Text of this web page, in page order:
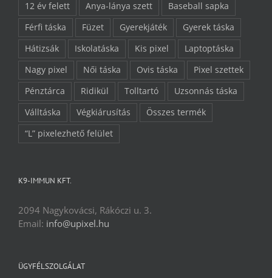
12 év felett
Anya-lánya szett
Baseball sapka
Férfi táska
Füzet Gyerekjáték
Gyerek táska
Hátizsák
Iskolatáska Kis pixel
Laptoptáska
Nagy pixel
Női táska Ovis táska
Pixel szettek
Pénztárca
Ridikül Tolltartó
Uzsonnás táska
Válltáska
Végkiárusítás
Összes termék
“L” pixelezhető felület
K9-IMMUN KFT.
2094 Nagykovácsi, Rákóczi u. 3.
Email: info@upixel.hu
ÜGYFÉLSZOLGÁLAT